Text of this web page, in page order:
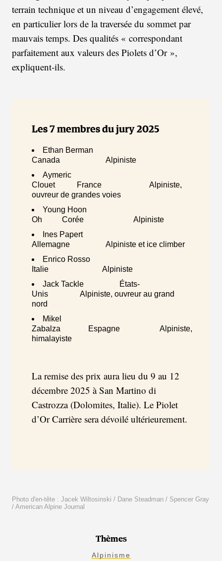
terrain technique et un niveau d’engagement élevé,
en particulier lors de la traversée du sommet par
mauvais temps. Des qualités « correspondant
parfaitement aux valeurs des Piolets d’Or »,
expliquent-ils.
Les 7 membres du jury 2025
Ethan Berman
Canada Alpiniste
Aymeric
Clouet France Alpiniste,
ouvreur de grandes voies
Young Hoon
Oh Corée Alpiniste
Ines Papert
Allemagne Alpiniste et ice climber
Enrico Rosso
Italie Alpiniste
Jack Tackle États-
Unis Alpiniste, ouvreur au grand
nord
Mikel
Zabalza Espagne Alpiniste,
himalayiste
La remise des prix aura lieu du 9 au 12
décembre 2025 à San Martino di
Castrozza (Dolomites, Italie). Le Piolet
d’Or Carrière sera dévoilé ultérieurement.
Photo d'en-tête : Jacek Wiltosinski / Dane Steadman / Spencer Gray
/ American Alpine Journal
Thèmes
Alpinisme